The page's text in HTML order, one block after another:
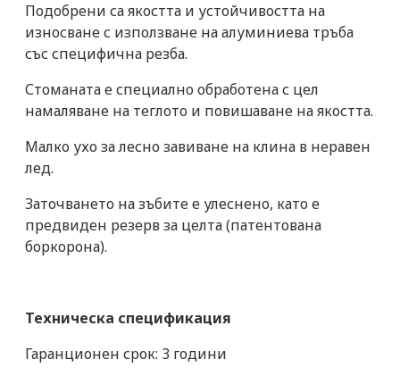
Подобрени са якостта и устойчивостта на
износване с използване на алуминиева тръба
със специфична резба.
Стоманата е специално обработена с цел
намаляване на теглото и повишаване на якостта.
Малко ухо за лесно завиване на клина в неравен
лед.
Заточването на зъбите е улеснено, като е
предвиден резерв за целта (патентована
боркорона).
Техническа спецификация
Гаранционен срок: 3 години